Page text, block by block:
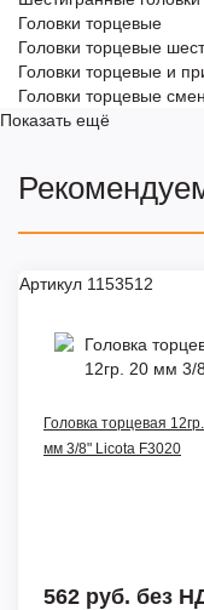
Головки торцевые
Головки торцевые
Головки торцевые и
Головки торцевые
Показать ещё
Артикул 1153512
Головка торцевая
мм 3/8" Licota F3020
562 руб. без